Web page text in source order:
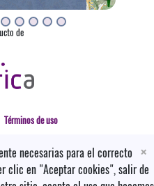
de
Términos de uso
necesarias para el correcto
clic en "Aceptar cookies", salir de
×